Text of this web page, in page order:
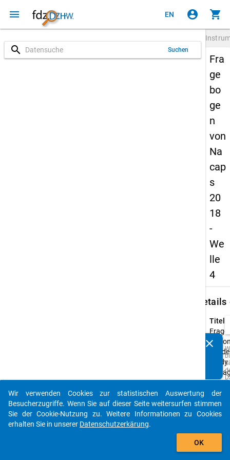
menu EN account_circle shopping_cart
search Suchen
Fra
ge
bo
ge
n
von
Na
cap
s
20
18
-
We
lle
4
Details
Titel:
CAWI
clear
auto_stories
add_shopping_cart
Wir verwenden Cookies zur statistischen Auswertung der
Besucherzugriffe. Wenn Sie auf dieser Seite weitersurfen stimmen
Sie der Cookie-Nutzung zu. Weitere Informationen zu Cookies
erhalten Sie in unserer Datenschutzerkärung.
OK